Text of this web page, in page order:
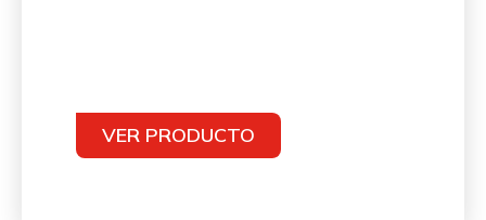
VER PRODUCTO